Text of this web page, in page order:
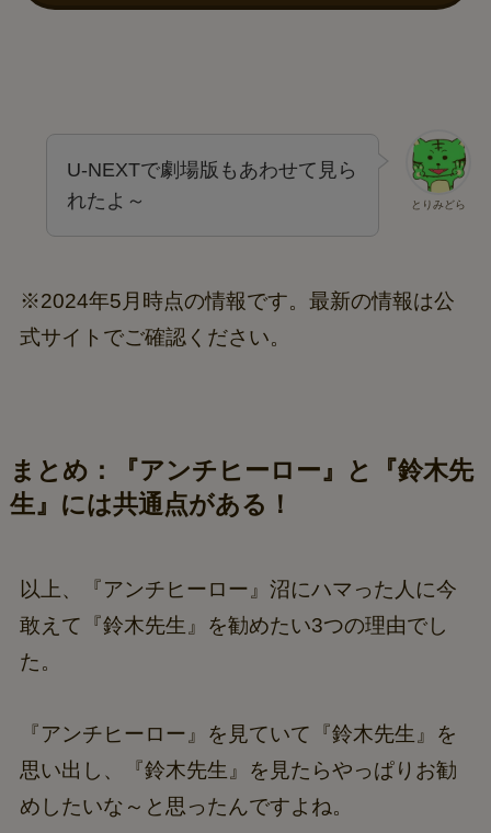
とりみどら
U-NEXTで劇場版もあわせて見ら
れたよ～
※2024年5月時点の情報です。最新の情報は公
式サイトでご確認ください。
まとめ：『アンチヒーロー』と『鈴木先
生』には共通点がある！
以上、『アンチヒーロー』沼にハマった人に今
敢えて『鈴木先生』を勧めたい3つの理由でし
た。
『アンチヒーロー』を見ていて『鈴木先生』を
思い出し、『鈴木先生』を見たらやっぱりお勧
めしたいな～と思ったんですよね。